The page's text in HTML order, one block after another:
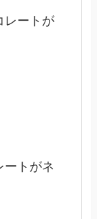
レートが
ートがネ